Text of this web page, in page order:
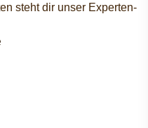
steht dir unser Experten-